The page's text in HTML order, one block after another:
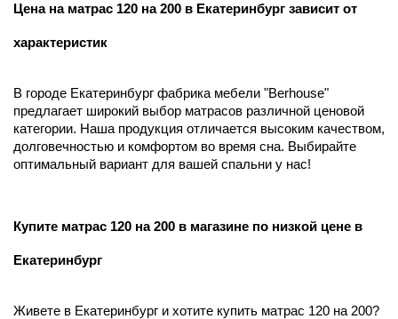
Цена на матрас 120 на 200 в Екатеринбург зависит от
характеристик
В городе Екатеринбург фабрика мебели "Berhouse"
предлагает широкий выбор матрасов различной ценовой
категории. Наша продукция отличается высоким качеством,
долговечностью и комфортом во время сна. Выбирайте
оптимальный вариант для вашей спальни у нас!
Купите матрас 120 на 200 в магазине по низкой цене в
Екатеринбург
Живете в Екатеринбург и хотите купить матрас 120 на 200?